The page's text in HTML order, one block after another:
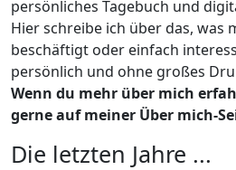
persönliches Tagebuch und
Hier schreibe ich über das, was
beschäftigt oder einfach
persönlich und ohne großes
Wenn du mehr über mich
gerne auf meiner Über mich-
Die letzten Jahre ...